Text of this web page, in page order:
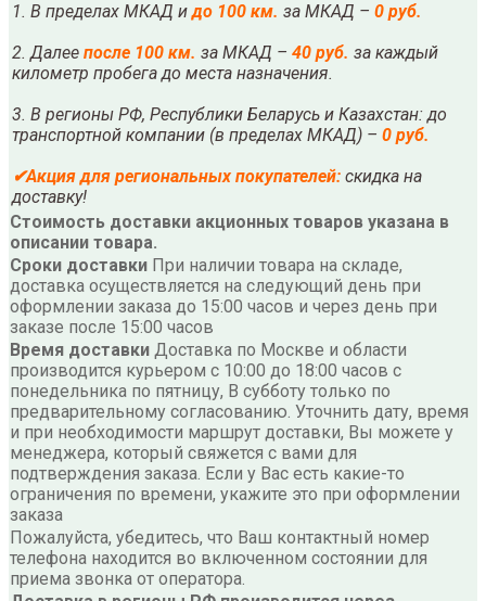
1. В пределах МКАД идо 100 км. за МКАД – 0 руб.
2. Далее после 100 км. за МКАД – 40 руб. за каждый
километр пробега до места назначения.
3. В регионы РФ, Республики Беларусь и Казахстан: до
транспортной компании (в пределах МКАД) – 0 руб.
✔Акция для региональных покупателей: скидка на
доставку!
Стоимость доставки акционных товаров указана в
описании товара.
Сроки доставки При наличии товара на складе,
доставка осуществляется на следующий день при
оформлении заказа до 15:00 часов и через день при
заказе после 15:00 часов
Время доставки Доставка по Москве и области
производится курьером с 10:00 до 18:00 часов с
понедельника по пятницу, В субботу только по
предварительному согласованию. Уточнить дату, время
и при необходимости маршрут доставки, Вы можете у
менеджера, который свяжется с вами для
подтверждения заказа. Если у Вас есть какие-то
ограничения по времени, укажите это при оформлении
заказа
Пожалуйста, убедитесь, что Ваш контактный номер
телефона находится во включенном состоянии для
приема звонка от оператора.